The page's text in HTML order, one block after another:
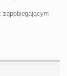
zapobiegającym